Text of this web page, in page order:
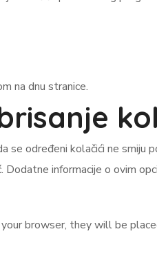
na dnu stranice.
određeni kolačići ne smiju
informacije o ovim
browser, they will be